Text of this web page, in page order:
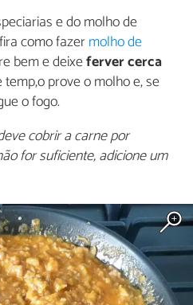
e do molho de
como fazermolho de
bem e deixeferver cerca
temp,o prove o molho e, se
o fogo.
cobrir a carne por
for suficiente, adicione um